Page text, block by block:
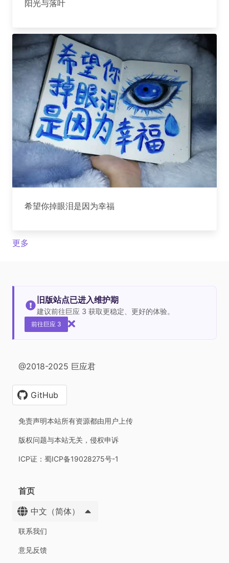
阳光与落叶
希望你掉眼泪是因为幸福
更多
旧版站点已进入维护期
建议前往巨应 3 获取更稳定、更好的体验。
前往巨应 3
@2018-2025 巨应君
GitHub
免责声明本站所有资源都由用户上传
版权问题与本站无关，侵权申诉
ICP证：蜀ICP备19028275号-1
首页
中文（简体）
联系我们
意见反馈